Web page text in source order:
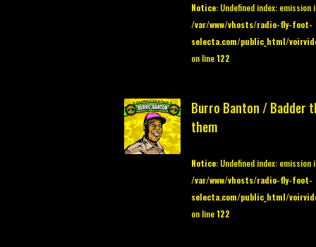
Notice: Undefined index: emission
/var/www/vhosts/radio-fly-foot-
selecta.com/public_html/
on line122
Burro Banton / Badder
them
Notice: Undefined index: emission
/var/www/vhosts/radio-fly-foot-
selecta.com/public_html/
on line122